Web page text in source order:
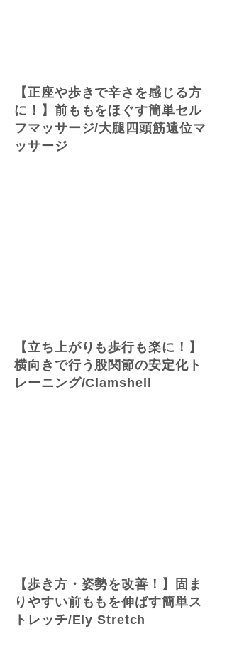
【正座や歩きで辛さを感じる方
に！】前ももをほぐす簡単セル
フマッサージ/大腿四頭筋遠位マ
ッサージ
【立ち上がりも歩行も楽に！】
横向きで行う股関節の安定化ト
レーニング/Clamshell
【歩き方・姿勢を改善！】固ま
りやすい前ももを伸ばす簡単ス
トレッチ/Ely Stretch